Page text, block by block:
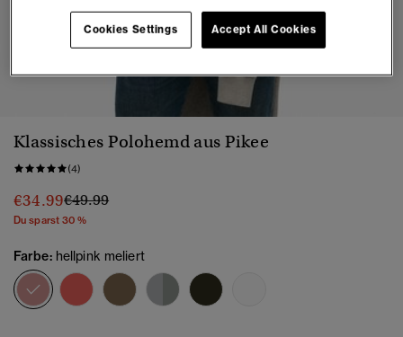
Klassisches Polohemd aus Pikee
(4)
€34.99Preis wurde reduziert von
€49.99bis
Du sparst 30 %
Farbe: hellpink meliert
Ausgewählt
Accept All Cookies
Cookies Settings